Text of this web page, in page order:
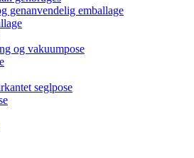
genanvendelig emballage
og vakuumpose
seglpose